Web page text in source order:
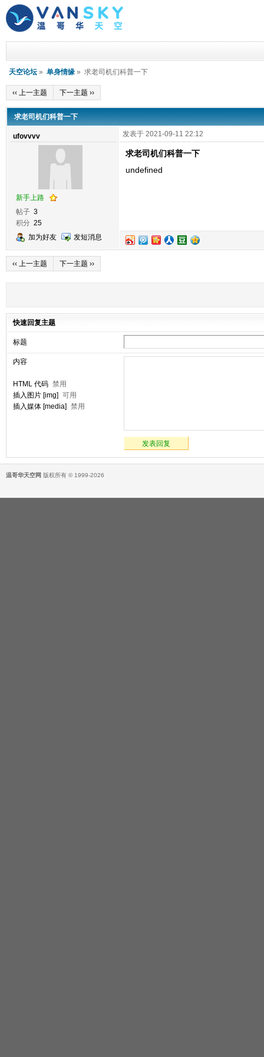
天空论坛 » 单身情缘 » 求老司机们科普一下
‹‹ 上一主题 下一主题 ››
求老司机们科普一下
ufovvvv
新手上路
帖子 3
积分 25
加为好友
发短消息
发表于 2021-09-11 22:12
求老司机们科普一下
undefined
‹‹ 上一主题 下一主题 ››
快速回复主题
标题
内容
HTML 代码 禁用
插入图片 [img] 可用
插入媒体 [media] 禁用
发表回复
温哥华天空网 版权所有 © 1999-2026